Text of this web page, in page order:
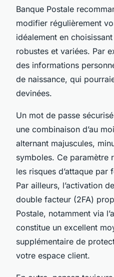
Banque Postale
modifier régulièrement
idéalement en
robustes et variées. Par
des informations
de naissance, qui
devinées.
Un mot de passe
une combinaison d’au
alternant majuscules,
symboles. Ce paramètre
les risques d’attaque
Par ailleurs, l’activation
double facteur (2FA)
Postale, notamment via
constitue un excellent
supplémentaire de
votre espace client.